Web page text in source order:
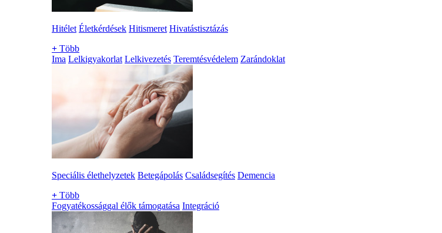
Hitélet Életkérdések Hitismeret Hivatástisztázás
+ Több
Ima Lelkigyakorlat Lelkivezetés Teremtésvédelem Zarándoklat
Speciális élethelyzetek Betegápolás Családsegítés Demencia
+ Több
Fogyatékossággal élők támogatása Integráció